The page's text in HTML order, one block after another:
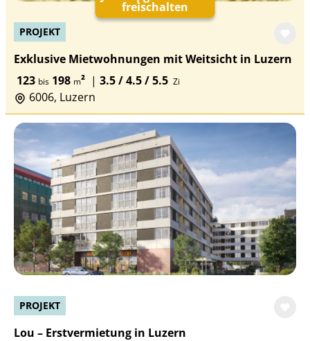
freischalten
PROJEKT
Exklusive Mietwohnungen mit Weitsicht in Luzern
123 bis 198 m² | 3.5 / 4.5 / 5.5 Zi
6006, Luzern
PROJEKT
Lou – Erstvermietung in Luzern